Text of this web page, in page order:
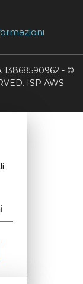
13868590962 - ©
ISP AWS